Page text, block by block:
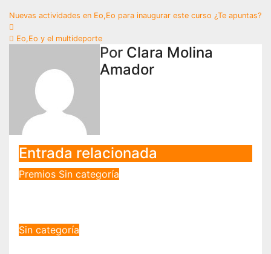
Navegación
de
entradas
Nuevas actividades en Eo,Eo para inaugurar este curso ¿Te apuntas?
Eo,Eo y el multideporte
Por Clara Molina
Amador
Entrada relacionada
Premios Sin categoría
Sin categoría